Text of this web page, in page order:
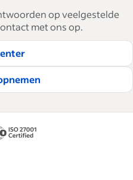
artikelen in 6
tips en best
de beste
te behouden.
op veelgestelde
met ons op.